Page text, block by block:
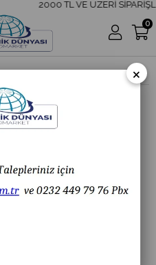
2000 TL VE ÜZERİ
0
×